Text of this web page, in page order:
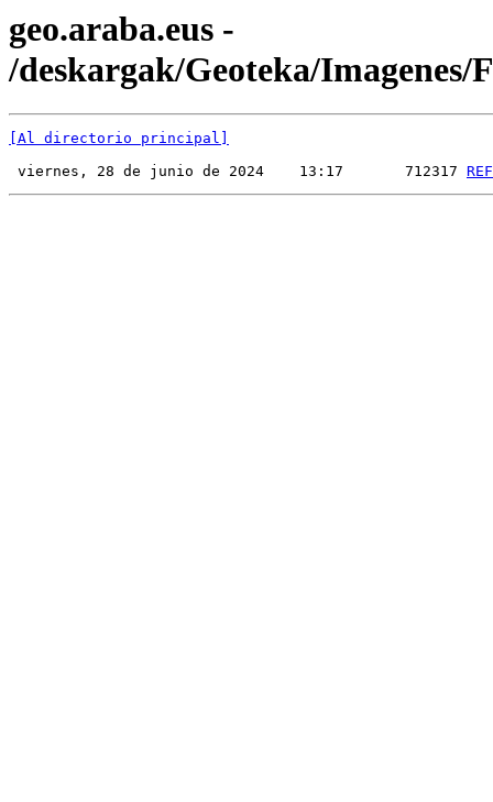
geo.araba.eus -
/deskargak/Geoteka/Imagenes/
[Al directorio principal]
viernes, 28 de junio de 2024    13:17       712317